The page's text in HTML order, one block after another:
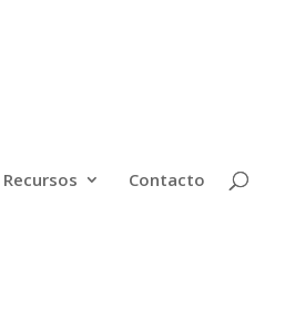
Recursos Contacto